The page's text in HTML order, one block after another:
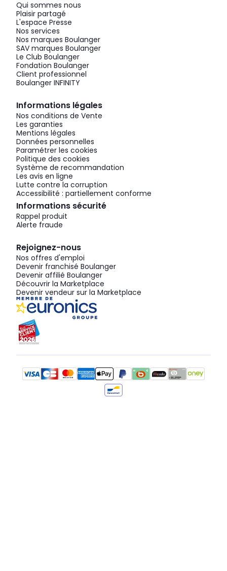
Qui sommes nous
Plaisir partagé
L'espace Presse
Nos services
Nos marques Boulanger
SAV marques Boulanger
Le Club Boulanger
Fondation Boulanger
Client professionnel
Boulanger INFINITY
Informations légales
Nos conditions de Vente
Les garanties
Mentions légales
Données personnelles
Paramétrer les cookies
Politique des cookies
Système de recommandation
Les avis en ligne
Lutte contre la corruption
Accessibilité : partiellement conforme
Informations sécurité
Rappel produit
Alerte fraude
Rejoignez-nous
Nos offres d'emploi
Devenir franchisé Boulanger
Devenir affilié Boulanger
Découvrir la Marketplace
Devenir vendeur sur la Marketplace